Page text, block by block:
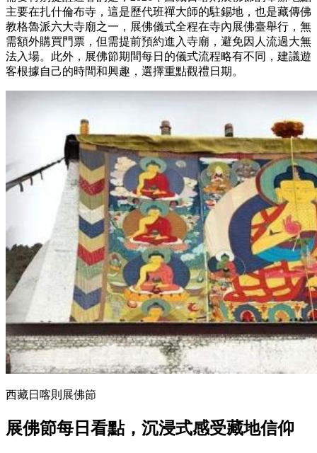
主要在扎什倫布寺，這是歷代班禪大師的駐錫地，也是藏傳佛
教格魯派六大寺廟之一，展佛儀式全程在寺內展佛臺舉行，無
需額外購買門票，但需提前預約進入寺廟，避免因人流過大無
法入場。此外，展佛節期間每日的儀式流程略有不同，建議遊
客根據自己的時間和興趣，選擇重點觀禮日期。
西藏日喀則展佛節
展佛節每日看點， 沉浸式感受藏地信仰